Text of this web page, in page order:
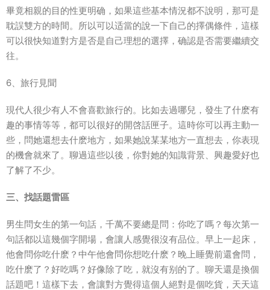
畢竟相親的目的性更明确，如果這些基本情況都不說明，那可是
耽誤雙方的時間。所以可以适當的說一下自己的擇偶條件，這樣
可以很快知道對方是否是自己理想的選擇，确認是否需要繼續交
往。
6、旅行見聞
現代人很少有人不會喜歡旅行的。比如去過哪兒，發生了什麽有
趣的事情等等，都可以很好的開啓話匣子。這時你可以再主動一
些，問她還想去什麽地方，如果她說某某地方一直想去，你表現
的機會就來了。聊過這些以後，你對她的知識背景、興趣愛好也
了解了不少。
三、找話題雷區
男生問女生的第一句話，千萬不要總是問：你吃了嗎？每次第一
句話都以這幾個字開場，會讓人感覺很沒有品位。早上一起床，
他會問你吃什麽？中午他會問你想吃什麽？晚上睡覺前還會問，
吃什麽了？好吃嗎？好像除了吃，就沒有别的了。聊天還是換個
話題吧！這樣下去，會讓對方覺得這個人絕對是個吃貨，天天這